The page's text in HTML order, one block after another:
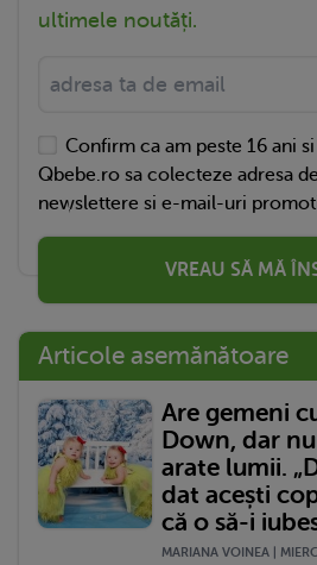
ultimele noutăți.
Confirm ca am peste 16 ani
Qbebe.ro sa colecteze adresa
newslettere si e-mail-uri
VREAU SĂ MĂ
Articole asemănătoare
Are gemeni
Down, dar
arate lumii.
dat acești
că o să-i
MARIANA VOINEA |